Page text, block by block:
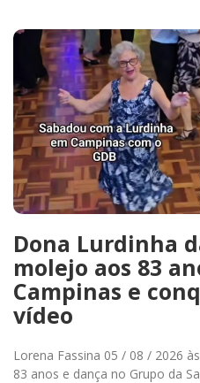
Dona Lurdinha
molejo aos 83
Campinas e
vídeo
Lorena Fassina 05 / 08 / 2026
83 anos e dança no Grupo da